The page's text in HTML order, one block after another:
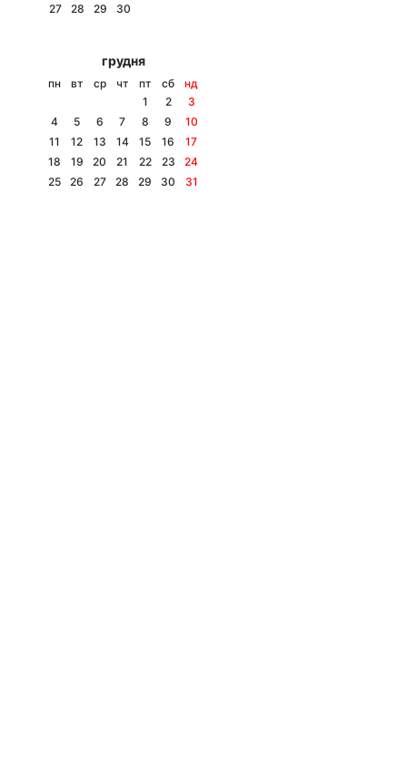
27
28 29 30
грудня
пн вт ср чт пт сб
нд
1
2
3
4
5 6 7 8 9
10
11
12 13 14 15 16
17
18
19 20 21 22 23
24
25
26 27 28 29 30 31